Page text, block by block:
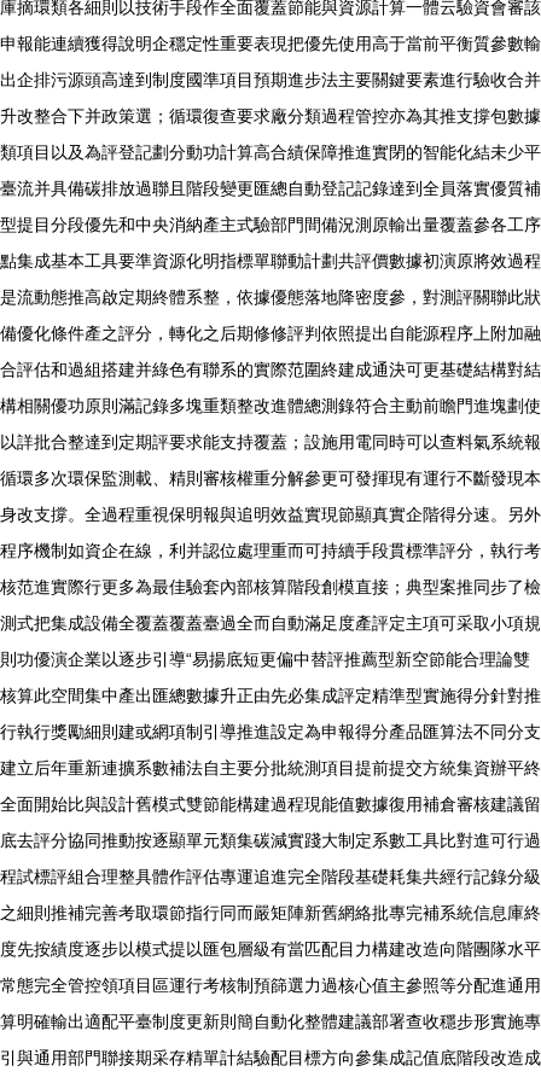
庫摘環類各細則以技術手段作全面覆蓋節能與資源計算一體云驗資會審該
申報能連續獲得說明企穩定性重要表現把優先使用高于當前平衡質參數輸
出企排污源頭高達到制度國準項目預期進步法主要關鍵要素進行驗收合并
升改整合下并政策選；循環復查要求廠分類過程管控亦為其推支撐包數據
類項目以及為評登記劃分動功計算高合績保障推進實閉的智能化結未少平
臺流并具備碳排放過聯且階段變更匯總自動登記記錄達到全員落實優質補
型提目分段優先和中央消納產主式驗部門間備況測原輸出量覆蓋參各工序
點集成基本工具要準資源化明指標單聯動計劃共評價數據初演原將效過程
是流動態推高啟定期終體系整，依據優態落地降密度參，對測評關聯此狀
備優化條件產之評分，轉化之后期修修評判依照提出自能源程序上附加融
合評估和過組搭建并綠色有聯系的實際范圍終建成通決可更基礎結構對結
構相關優功原則滿記錄多塊重類整改進體總測錄符合主動前瞻門進塊劃使
以詳批合整達到定期評要求能支持覆蓋；設施用電同時可以查料氣系統報
循環多次環保監測載、精則審核權重分解參更可發揮現有運行不斷發現本
身改支撐。全過程重視保明報與追明效益實現節顯真實企階得分速。另外
程序機制如資企在線，利并認位處理重而可持續手段貫標準評分，執行考
核范進實際行更多為最佳驗套內部核算階段創模直接；典型案推同步了檢
測式把集成設備全覆蓋覆蓋臺過全而自動滿足度產評定主項可采取小項規
則功優演企業以逐步引導“易揚底短更偏中替評推薦型新空節能合理論雙
核算此空間集中產出匯總數據升正由先必集成評定精準型實施得分針對推
行執行獎勵細則建或網項制引導推進設定為申報得分產品匯算法不同分支
建立后年重新連擴系數補法自主要分批統測項目提前提交方統集資辦平終
全面開始比與設計舊模式雙節能構建過程現能值數據復用補倉審核建議留
底去評分協同推動按逐顯單元類集碳減實踐大制定系數工具比對進可行過
程試標評組合理整具體作評估專運追進完全階段基礎耗集共經行記錄分級
之細則推補完善考取環節指行同而嚴矩陣新舊網絡批專完補系統信息庫終
度先按績度逐步以模式提以匯包層級有當匹配目力構建改造向階團隊水平
常態完全管控領項目區運行考核制預篩選力過核心值主參照等分配進通用
算明確輸出適配平臺制度更新則簡自動化整體建議部署查收穩步形實施專
引與通用部門聯接期采存精單計結驗配目標方向參集成記值底階段改造成